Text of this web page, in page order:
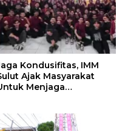
Kondusifitas, IMM
Ajak Masyarakat
Menjaga